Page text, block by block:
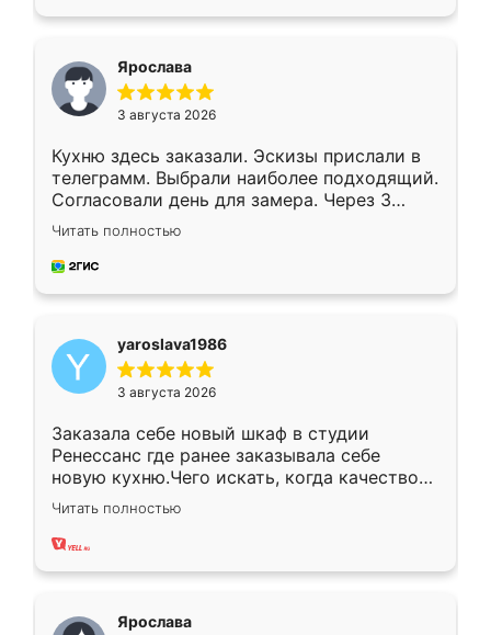
Ярослава
3 августа 2026
Кухню здесь заказали. Эскизы прислали в
телеграмм. Выбрали наиболее подходящий.
Согласовали день для замера. Через 3
недели кухня была уже готова. Остались
довольны работой. Спасибо Ренессанс
мебель за качественную работу!
Читать полностью
yaroslava1986
3 августа 2026
Заказала себе новый шкаф в студии
Ренессанс где ранее заказывала себе
новую кухню.Чего искать, когда качеством
вполне довольна. Служит кухня уже почти
два года, нареканий нет.
Читать полностью
Ярослава